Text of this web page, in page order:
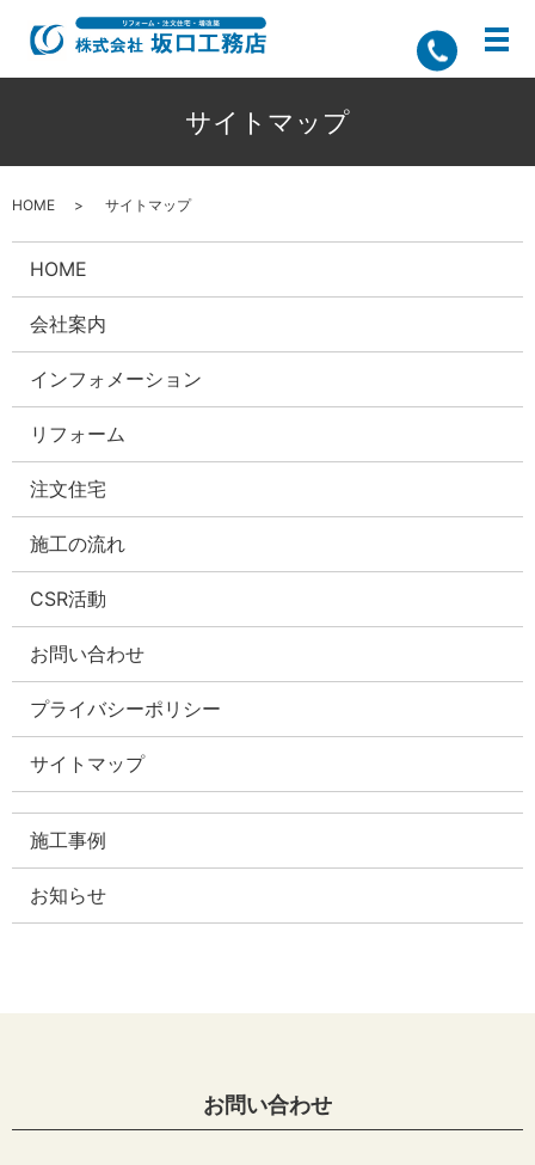
サイトマップ
HOME サイトマップ
HOME
会社案内
インフォメーション
リフォーム
注文住宅
施工の流れ
CSR活動
お問い合わせ
プライバシーポリシー
サイトマップ
施工事例
お知らせ
お問い合わせ